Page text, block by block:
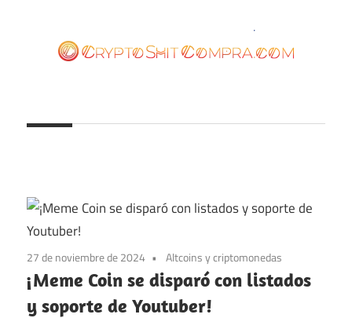
contenido
27 de noviembre de 2024 Altcoins y criptomonedas
¡Meme Coin se disparó con listados
y soporte de Youtuber!